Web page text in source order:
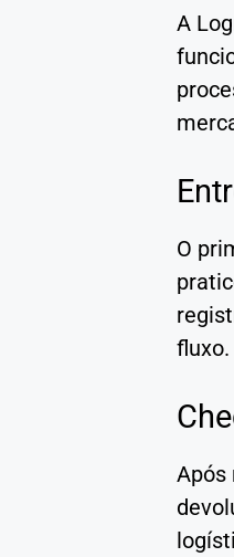
A
O
fluxo.
Após